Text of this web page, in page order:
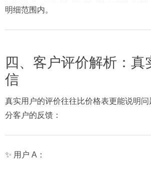
明细范围内。
四、客户评价解析：真
信
真实用户的评价往往比价格表更能说明
分客户的反馈：
✨ 用户 A：